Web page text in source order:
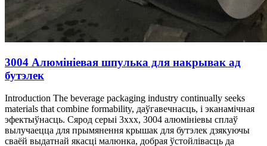
3004 Алюмініевая шпулька для накрывак ад
бутэлек
Introduction The beverage packaging industry continually seeks
materials that combine formability, даўгавечнасць, і эканамічная
эфектыўнасць. Сярод серыі 3xxx, 3004 алюмініевы сплаў
вылучаецца для прымянення крышак для бутэлек дзякуючы
сваёй выдатнай якасці малюнка, добрая ўстойлівасць да